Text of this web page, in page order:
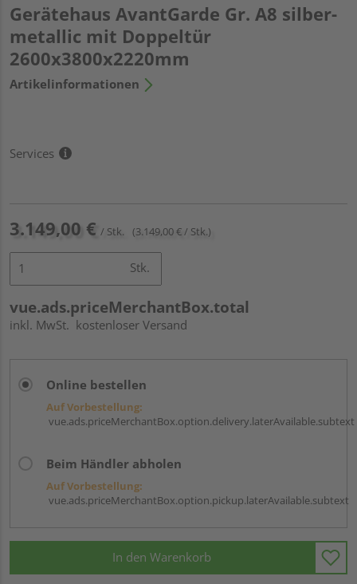
Gerätehaus AvantGarde Gr. A8 silber-
metallic mit Doppeltür
2600x3800x2220mm
Artikelinformationen
Services
3.149,00 € / Stk. (3.149,00 € / Stk.)
Stk.
vue.ads.priceMerchantBox.total
inkl. MwSt. kostenloser Versand
Online bestellen
Auf Vorbestellung:
vue.ads.priceMerchantBox.option.delivery.laterAvailable.subtext
Beim Händler abholen
Auf Vorbestellung:
vue.ads.priceMerchantBox.option.pickup.laterAvailable.subtext
In den Warenkorb